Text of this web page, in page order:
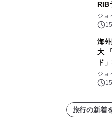
RIB
ア
ート
ジョ
海
大
ド
開
ジョ
旅行の新着